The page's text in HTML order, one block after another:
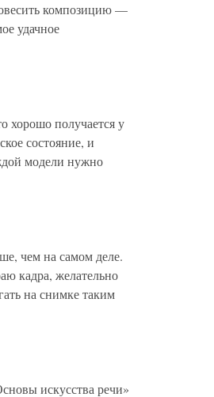
композицию —
удачное
получается у
состояние, и
модели нужно
чем на самом деле.
кадра, желательно
на снимке таким
искусства речи»